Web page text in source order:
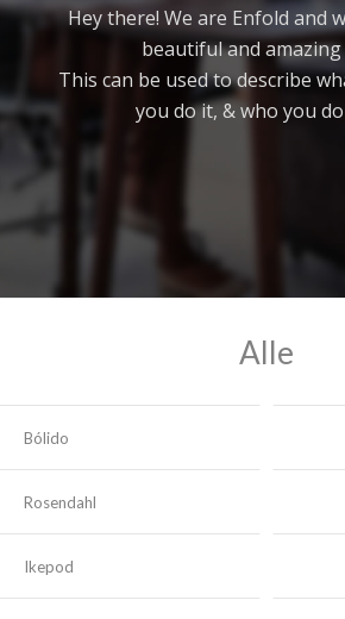
Hey there! We are Enfold and
beautiful and
This can be used to describe
you do it, & who you
Alle
Bólido
Rosendahl
Ikepod